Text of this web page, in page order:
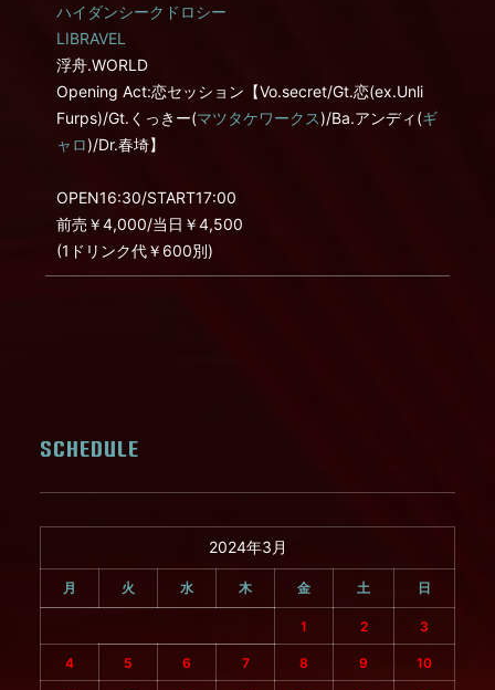
ハイダンシークドロシー
LIBRAVEL
浮舟.WORLD
Opening Act:恋セッション【Vo.secret/Gt.恋(ex.Unli
Furps)/Gt.くっきー(マツタケワークス)/Ba.アンディ(ギ
ャロ)/Dr.春埼】
OPEN16:30/START17:00
前売￥4,000/当日￥4,500
(1ドリンク代￥600別)
SCHEDULE
2024年3月
月 火 水 木 金 土 日
1 2 3
4 5 6 7 8 9 10